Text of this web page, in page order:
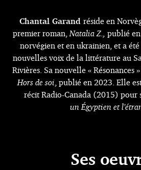
Chantal Garand réside en
premier roman, Natalia Z., publié
norvégien et en ukrainien, et a
nouvelles voix de la littérature au
Rivières. Sa nouvelle « Résonances
Hors de soi , publié en 2023. Elle
récit Radio-Canada (2015) pour
un Égyptien et
Ses